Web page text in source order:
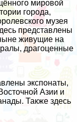
мировой
города,
музея
представлены
живущие на
драгоценные
экспонаты,
Азии и
Также здесь